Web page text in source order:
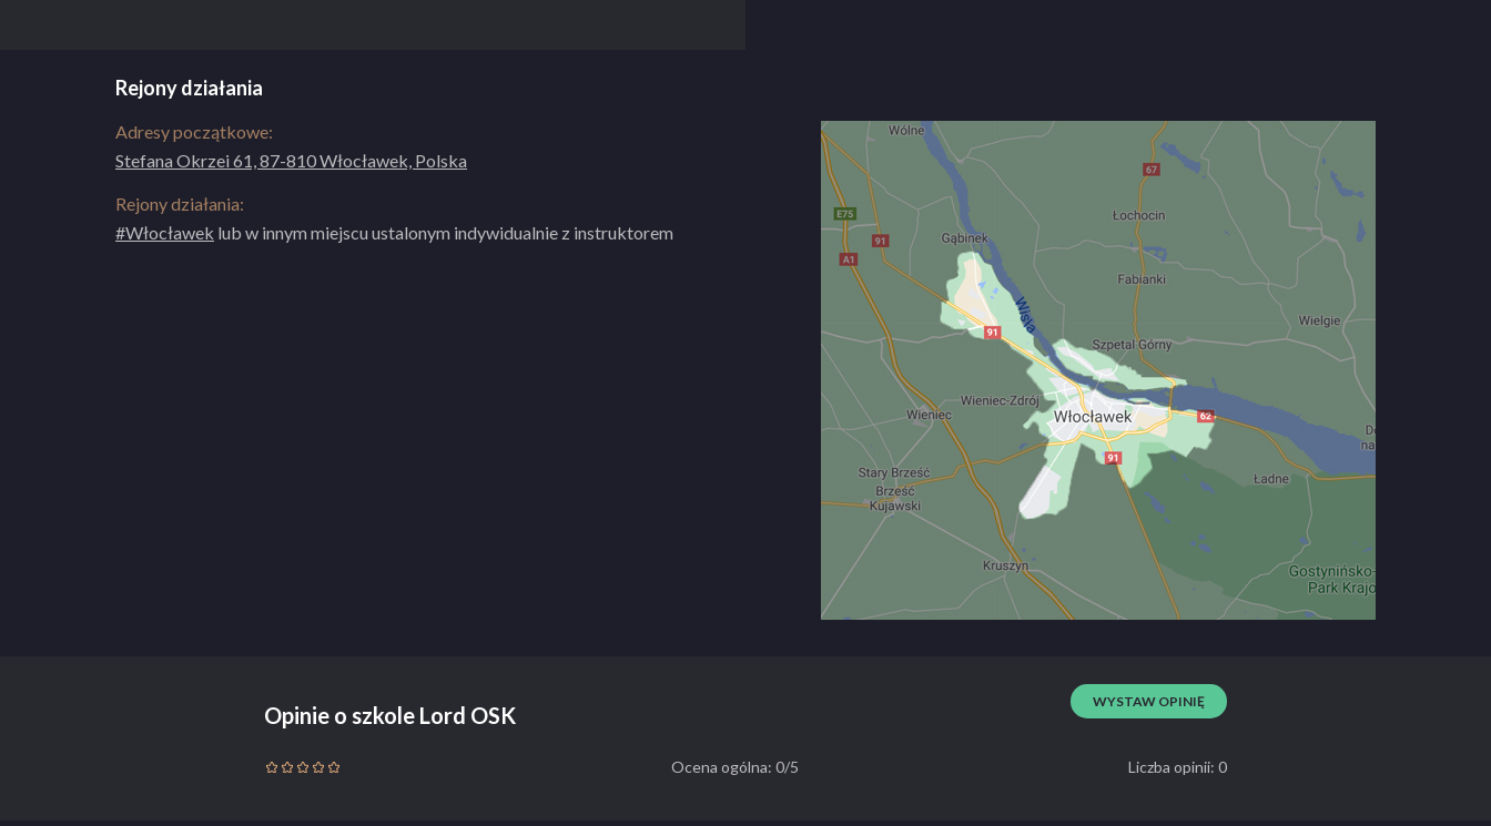
Rejony działania
Adresy początkowe:
Stefana Okrzei 61, 87-810 Włocławek, Polska
Rejony działania:
#Włocławek lub w innym miejscu ustalonym indywidualnie z instruktorem
Opinie o szkole Lord OSK
WYSTAW OPINIĘ
Ocena ogólna: 0/5 Liczba opinii: 0